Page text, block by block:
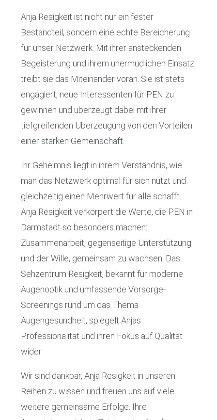
Anja Resigkeit ist nicht nur ein fester
Bestandteil, sondern eine echte Bereicherung
für unser Netzwerk. Mit ihrer ansteckenden
Begeisterung und ihrem unermüdlichen Einsatz
treibt sie das Miteinander voran. Sie ist stets
engagiert, neue Interessenten für PEN zu
gewinnen und überzeugt dabei mit ihrer
tiefgreifenden Überzeugung von den Vorteilen
einer starken Gemeinschaft.
Ihr Geheimnis liegt in ihrem Verständnis, wie
man das Netzwerk optimal für sich nutzt und
gleichzeitig einen Mehrwert für alle schafft.
Anja Resigkeit verkörpert die Werte, die PEN in
Darmstadt so besonders machen:
Zusammenarbeit, gegenseitige Unterstützung
und der Wille, gemeinsam zu wachsen. Das
Sehzentrum Resigkeit, bekannt für moderne
Augenoptik und umfassende Vorsorge-
Screenings rund um das Thema
Augengesundheit, spiegelt Anjas
Professionalität und ihren Fokus auf Qualität
wider.
Wir sind dankbar, Anja Resigkeit in unseren
Reihen zu wissen und freuen uns auf viele
weitere gemeinsame Erfolge. Ihre